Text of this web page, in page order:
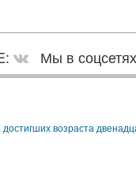
Мы в